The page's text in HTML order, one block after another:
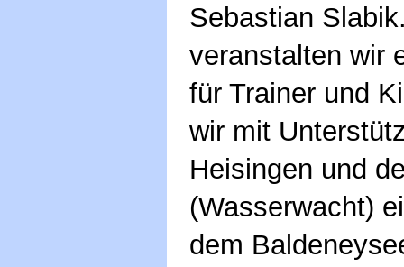
Sebastian
veranstalten wir
für Trainer und
wir mit
Heisingen und
(Wasserwacht)
dem